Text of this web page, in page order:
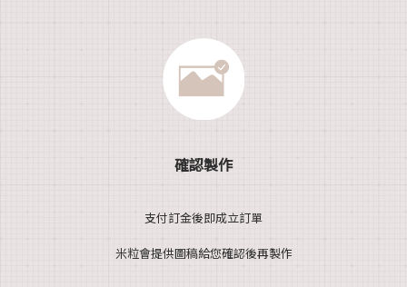
確認製作
支付訂金後即成立訂單
米粒會提供圖稿給您確認後再製作